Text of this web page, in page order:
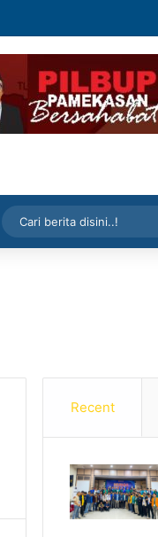
Artikel Random
Recent